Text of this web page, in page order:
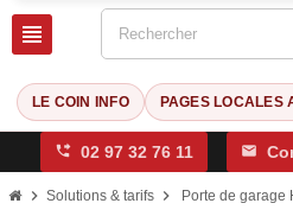
view_headline
LE COIN INFO PAGES LOCALES
phone_forwarded 02 97 32 76 11 mail
chevron_right Solutions & tarifs chevron_right Porte de garage